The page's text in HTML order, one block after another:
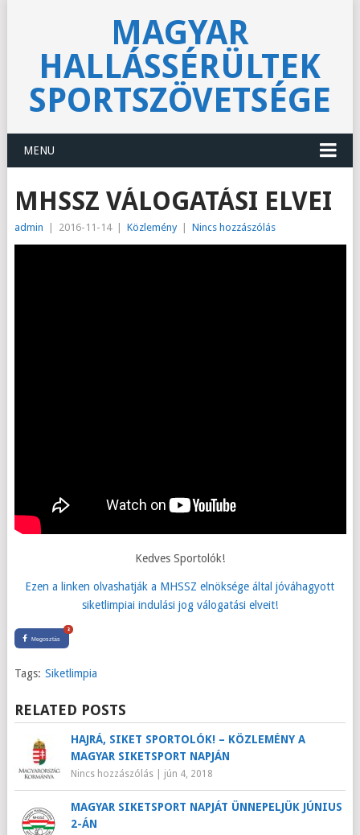
MAGYAR
HALLÁSSÉRÜLTEK
SPORTSZÖVETSÉGE
MENU
MHSSZ VÁLOGATÁSI ELVEI
admin 2016-11-14 Közlemény Nincs hozzászólás
Kedves Sportolók!
Ezen a linken olvashatják a MHSSZ elnöksége által jóváhagyott
siketlimpiai indulási jog válogatási elveit!
Megosztás
3
Tags: Siketlimpia
RELATED POSTS
HAJRÁ, SIKET SPORTOLÓK! – KÖZLEMÉNY A
MAGYAR SIKETSPORT NAPJÁN
Nincs hozzászólás| jún 4, 2018
MAGYAR SIKETSPORT NAPJÁT ÜNNEPELJÜK JÚNIUS
2-ÁN